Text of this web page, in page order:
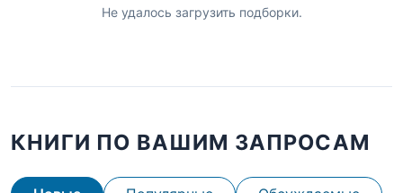
Не удалось загрузить подборки.
КНИГИ ПО ВАШИМ ЗАПРОСАМ